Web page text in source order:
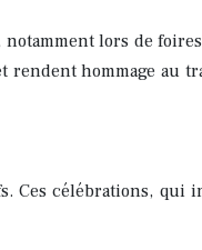
lors de
rendent hommage au
Ces célébrations, qui